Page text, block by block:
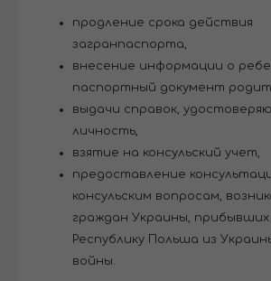
продление срока действия
загранпаспорта,
внесение информации о
паспортный документ
выдачи справок,
личность,
взятие на консульский учет,
предоставление
консульским вопросам,
граждан Украины, прибывших
Республику Польша из
войны.